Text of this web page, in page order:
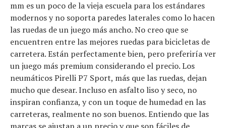
mm es un poco de la vieja escuela para los estándares
modernos y no soporta paredes laterales como lo hacen
las ruedas de un juego más ancho. No creo que se
encuentren entre las mejores ruedas para bicicletas de
carretera. Están perfectamente bien, pero preferiría ver
un juego más premium considerando el precio. Los
neumáticos Pirelli P7 Sport, más que las ruedas, dejan
mucho que desear. Incluso en asfalto liso y seco, no
inspiran confianza, y con un toque de humedad en las
carreteras, realmente no son buenos. Entiendo que las